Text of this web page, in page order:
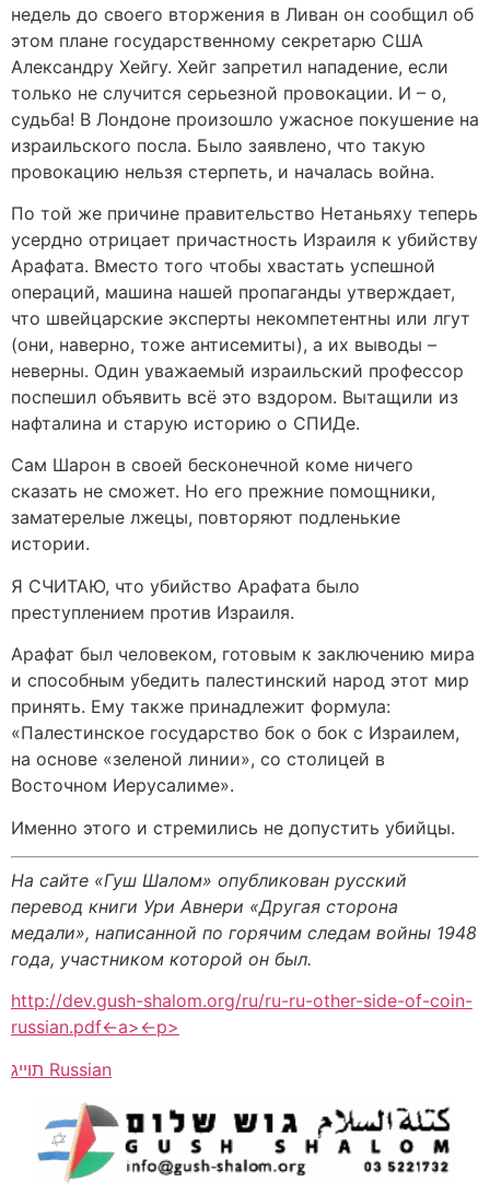
недель до своего вторжения в Ливан он сообщил об
этом плане государственному секретарю США
Александру Хейгу. Хейг запретил нападение, если
только не случится серьезной провокации. И – о,
судьба! В Лондоне произошло ужасное покушение на
израильского посла. Было заявлено, что такую
провокацию нельзя стерпеть, и началась война.
По той же причине правительство Нетаньяху теперь
усердно отрицает причастность Израиля к убийству
Арафата. Вместо того чтобы хвастать успешной
операций, машина нашей пропаганды утверждает,
что швейцарские эксперты некомпетентны или лгут
(они, наверно, тоже антисемиты), а их выводы –
неверны. Один уважаемый израильский профессор
поспешил объявить всё это вздором. Вытащили из
нафталина и старую историю о СПИДе.
Сам Шарон в своей бесконечной коме ничего
сказать не сможет. Но его прежние помощники,
заматерелые лжецы, повторяют подленькие
истории.
Я СЧИТАЮ, что убийство Арафата было
преступлением против Израиля.
Арафат был человеком, готовым к заключению мира
и способным убедить палестинский народ этот мир
принять. Ему также принадлежит формула:
«Палестинское государство бок о бок с Израилем,
на основе «зеленой линии», со столицей в
Восточном Иерусалиме».
Именно этого и стремились не допустить убийцы.
На сайте «Гуш Шалом» опубликован русский
перевод книги Ури Авнери «Другая сторона
медали», написанной по горячим следам войны 1948
года, участником которой он был.
http://dev.gush-shalom.org/ru/ru-ru-other-side-of-coin-
russian.pdf<-a><-p>
Russian